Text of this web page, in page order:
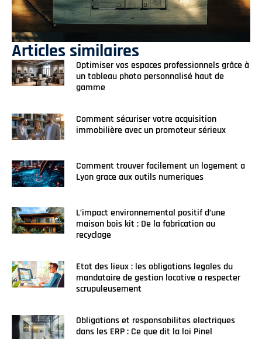
Articles similaires
Optimiser vos espaces professionnels grâce à
un tableau photo personnalisé haut de
gamme
Comment sécuriser votre acquisition
immobilière avec un promoteur sérieux
Comment trouver facilement un logement a
Lyon grace aux outils numeriques
L’impact environnemental positif d’une
maison bois kit : De la fabrication au
recyclage
Etat des lieux : les obligations legales du
mandataire de gestion locative a respecter
scrupuleusement
Obligations et responsabilites electriques
dans les ERP : Ce que dit la loi Pinel